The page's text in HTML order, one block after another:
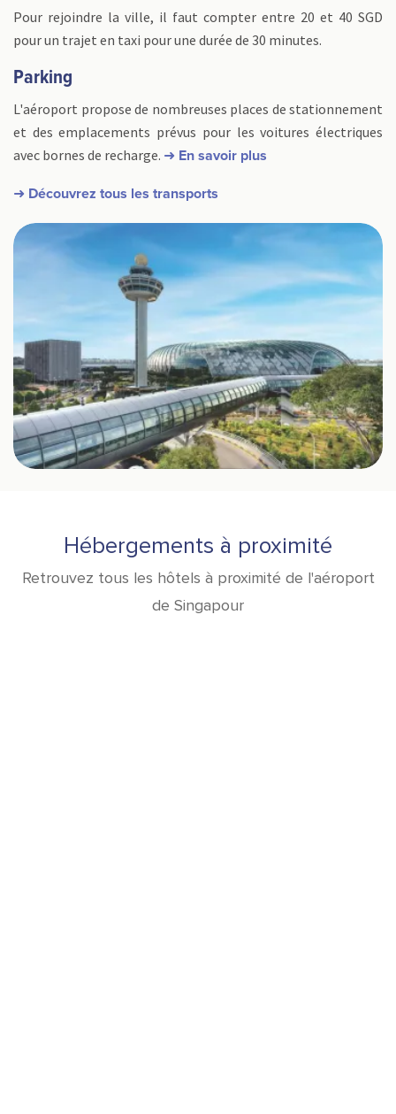
Pour rejoindre la ville, il faut compter entre 20 et 40 SGD
pour un trajet en taxi pour une durée de 30 minutes.
Parking
L'aéroport propose de nombreuses places de stationnement
et des emplacements prévus pour les voitures électriques
avec bornes de recharge. ➜ En savoir plus
➜ Découvrez tous les transports
Hébergements à proximité
Retrouvez tous les hôtels à proximité de l'aéroport
de Singapour